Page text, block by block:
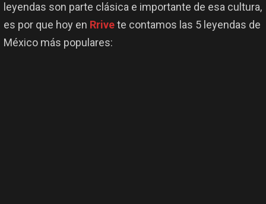
leyendas son parte clásica e importante de esa cultura,
es por que hoy en Rrivete contamos las 5 leyendas de
México más populares: